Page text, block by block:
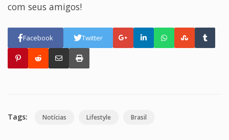
com seus amigos!
Facebook Twitter
Tags: Notícias Lifestyle Brasil